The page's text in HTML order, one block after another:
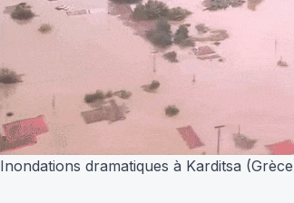
Inondations dramatiques à Karditsa